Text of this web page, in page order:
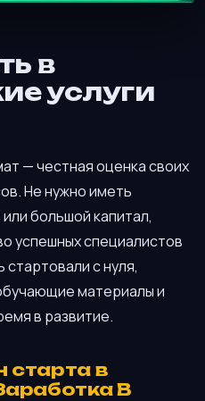
в
услуги
— честная оценка своих
Не нужно иметь
большой капитал,
успешных специалистов
с нуля,
материалы и
в развитие.
старта в
В